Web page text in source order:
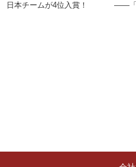
日本チームが4位入賞！
――「